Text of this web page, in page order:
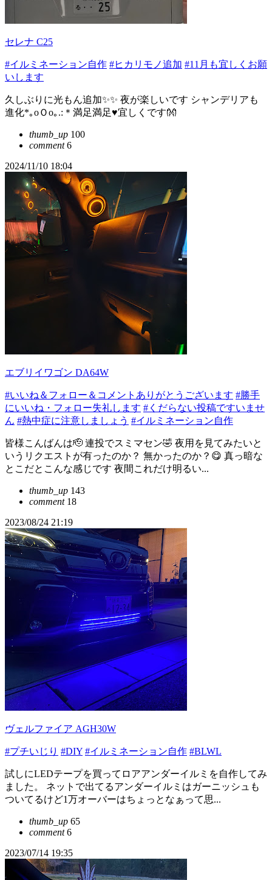
セレナ C25
#イルミネーション自作 #ヒカリモノ追加 #11月も宜しくお願
いします
久しぶりに光もん追加✨✨ 夜が楽しいです シャンデリアも
進化*｡oＯo｡.:＊満足満足♥️宜しくです👐
thumb_up 100
comment6
2024/11/10 18:04
エブリイワゴン DA64W
#いいね＆フォロー＆コメントありがとうございます #勝手
にいいね・フォロー失礼します #くだらない投稿ですいませ
ん #熱中症に注意しましょう #イルミネーション自作
皆様こんばんは🫡 連投でスミマセン🤣 夜用を見てみたいと
いうリクエストが有ったのか？ 無かったのか？😋 真っ暗な
とこだとこんな感じです 夜間これだけ明るい...
thumb_up 143
comment18
2023/08/24 21:19
ヴェルファイア AGH30W
#プチいじり #DIY #イルミネーション自作 #BLWL
試しにLEDテープを買ってロアアンダーイルミを自作してみ
ました。 ネットで出てるアンダーイルミはガーニッシュも
ついてるけど1万オーバーはちょっとなぁって思...
thumb_up 65
comment6
2023/07/14 19:35